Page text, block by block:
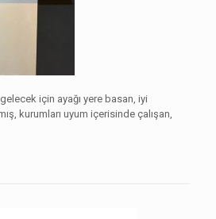
için ayağı yere basan, iyi
kurumları uyum içerisinde çalışan,